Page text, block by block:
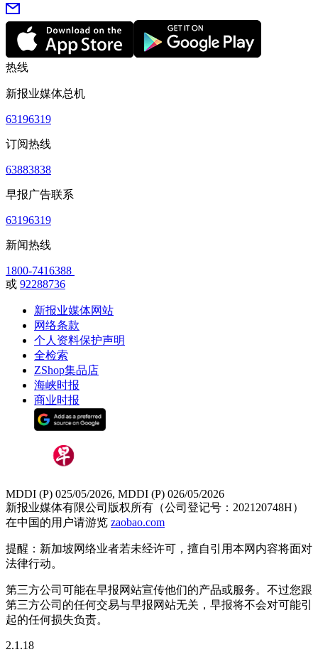
热线
新报业媒体总机
63196319
订阅热线
63883838
早报广告联系
63196319
新闻热线
1800-7416388
或 92288736
新报业媒体网站
网络条款
个人资料保护声明
全检索
ZShop集品店
海峡时报
商业时报
MDDI (P) 025/05/2026, MDDI (P) 026/05/2026
新报业媒体有限公司版权所有（公司登记号：202120748H）
在中国的用户请游览 zaobao.com
提醒：新加坡网络业者若未经许可，擅自引用本网内容将面对
法律行动。
第三方公司可能在早报网站宣传他们的产品或服务。不过您跟
第三方公司的任何交易与早报网站无关，早报将不会对可能引
起的任何损失负责。
2.1.18